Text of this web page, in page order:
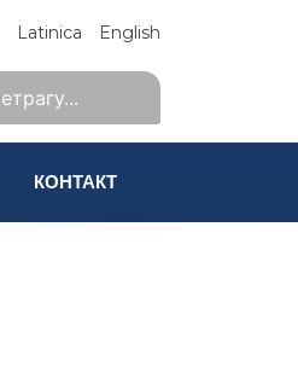
Latinica English
КОНТАКТ